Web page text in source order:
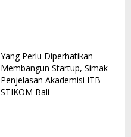
Yang Perlu Diperhatikan
Membangun Startup, Simak
Penjelasan Akademisi ITB
STIKOM Bali